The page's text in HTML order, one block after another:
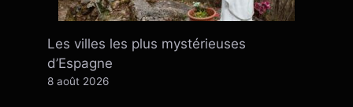
Les villes les plus mystérieuses
d’Espagne
8 août 2026